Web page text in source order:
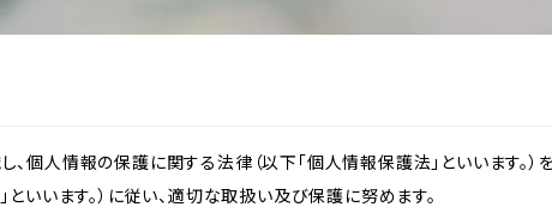
個人情報の保護に関する法律（以下「個人情報保護法」といいます。）
いいます。）に従い、適切な取扱い及び保護に努めます。